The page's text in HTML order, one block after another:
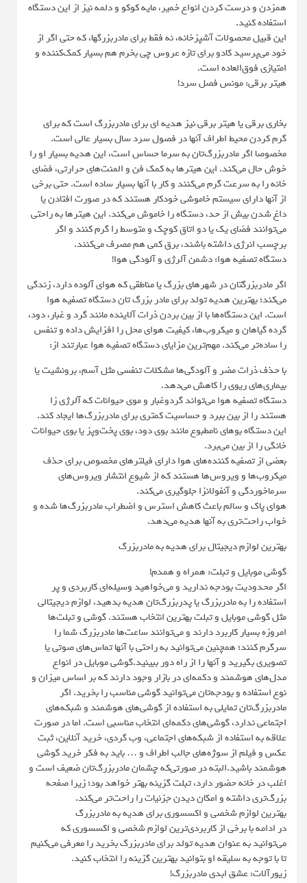
همزدن و درست کردن انواع خمیر، مایه کوکو و دلمه نیز از این دستگاه
استفاده کنید.
این قبیل محصولات آشپزخانه، نه فقط برای مادربزرگها، که حتی اگر از
خود می‌پرسید کادو برای تازه عروس چی بخرم هم بسیار کمک‌کننده و
امتیازی فوق‌العاده‌ است.
هیتر برقی: مونس فصل سرد!
بخاری برقی یا هیتر برقی نیز هدیه ای برای مادربزرگ است که برای
گرم کردن محیط اطراف آنها در فصول سرد سال بسیار عالی است.
مخصوصا اگر مادربزرگ‌تان به سرما حساس است، این هدیه بسیار او را
خوش حال می‌کند. این هیترها به کمک فن و المنت‌های حرارتی، فضای
خانه را به سرعت گرم می‌کنند و کار با آنها بسیار ساده است. حتی برخی
از آنها دارای سیستم خاموشی خودکار هستند که در صورت افتادن یا
داغ شدن بیش از حد، دستگاه را خاموش می‌کند. این هیترها به راحتی
می‌توانند فضای یک یا دو اتاق کوچک و متوسط را گرم کنند و اگر
برچسب انرژی داشته باشند، برق کمی هم مصرف می‌کنند.
دستگاه تصفیه هوا: دشمن آلرژی و آلودگی هوا!
اگر مادربزر‌گتان در شهرهای بزرگ یا مناطقی که هوای آلوده دارد، زندگی
می‌کند؛ بهترین هدیه تولد برای مادر بزرگ تان دستگاه تصفیه هوا
است. این دستگاه‌ها با از بین بردن ذرات آلاینده مانند گرد و غبار، دود،
گرده گیاهان و میکروب‌ها، کیفیت هوای محل را افزایش داده و تنفس
را ساده‌تر می‌کند. مهم‌ترین مزایای دستگاه تصفیه هوا عبارتند از:
با حذف ذرات مضر و آلودگی‌ها مشکلات تنفسی مثل آسم، برونشیت یا
بیماری‌های ریوی را کاهش می‌دهد.
دستگاه تصفیه هوا می‌تواند گردوغبار و موی حیوانات که آلرژی زا
هستند را از بین ببرد و حساسیت کمتری برای مادربزرگ‌ها ایجاد کند.
این دستگاه بوهای نامطبوع مانند بوی دود، بوی پخت‌وپز یا بوی حیوانات
خانگی را از بین‌ می‌برد.
بعضی از تصفیه کننده‌های هوا دارای فیلترهای مخصوص برای حذف
میکروب‌ها و ویروس‌ها هستند که از شیوع انتشار ویروس‌های
سرماخوردگی و آنفولانزا جلوگیری می‌کند.
هوای پاک و سالم باعث کاهش استرس و اضطراب مادربزرگ‌ها شده و
خواب راحت‌تری به آنها هدیه می‌دهد.
بهترین لوازم دیجیتال برای هدیه به مادربزرگ
گوشی موبایل و تبلت: همراه و همدم!
اگر محدودیت بودجه ندارید و می‌خواهید وسیله‌ای کاربردی و پر
استفاده را به مادربزرگ یا پدربزرگ‌تان هدیه بدهید، لوازم دیجیتالی
مثل گوشی موبایل و تبلت بهترین انتخاب هستند. گوشی و تبلت‌ها
امروزه بسیار کاربرد دارند و می‌توانند ساعت‌ها مادربزرگ شما را
سرگرم کنند؛ همچنین می‌توانید به راحتی با آنها تماس‌های صوتی یا
تصویری بگیرید و آنها را از راه دور ببینید.گوشی موبایل در انواع
مدل‌های هوشمند و دکمه‌ای در بازار وجود دارند که بر اساس میزان و
نوع استفاده و بودجه‌تان می‌توانید گوشی مناسب را بخرید. اگر
مادربزرگ‌تان تمایلی به استفاده از گوشی‌های هوشمند و شبکه‌های
اجتماعی ندارد، گوشی‌های دکمه‌ای انتخاب مناسبی است. اما در صورت
علاقه به استفاده از شبکه‌های اجتماعی، وب گردی، خرید آنلاین، ثبت
عکس و فیلم از سوژه‌های جالب اطراف و … باید به فکر خرید گوشی
هوشمند باشید.البته در صورتی‌که چشمان مادربزرگ‌تان ضعیف است و
اغلب در خانه حضور دارد، تبلت گزینه‌ بهتر خواهد بود؛ زیرا صفحه
بزرگ‌تری داشته و امکان دیدن جزئیات را راحت‌تر می‌کند.
بهترین لوازم شخصی و اکسسوری برای هدیه به مادربزرگ
در ادامه با برخی از کاربردی‌ترین لوازم شخصی و اکسسوری که
می‌توانید به عنوان هدیه تولد برای مادربزرگ بخرید را معرفی می‌کنیم
تا با توجه به سلیقه او بتوانید بهترین گزینه را انتخاب کنید.
زیورآلات: عشق ابدی مادربزرگ!